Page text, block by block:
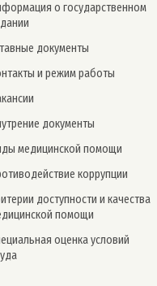
о государственном
документы
и режим работы
документы
медицинской помощи
коррупции
доступности и качества
помощи
оценка условий